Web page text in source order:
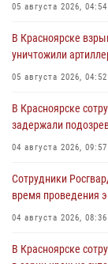
05 августа 2026, 04:54
В Красноярске
уничтожили
05 августа 2026, 04:52
В Красноярске
задержали
04 августа 2026, 09:57
Сотрудники
время проведения
04 августа 2026, 08:36
В Красноярске